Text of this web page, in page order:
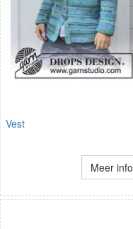
Vest
Meer info